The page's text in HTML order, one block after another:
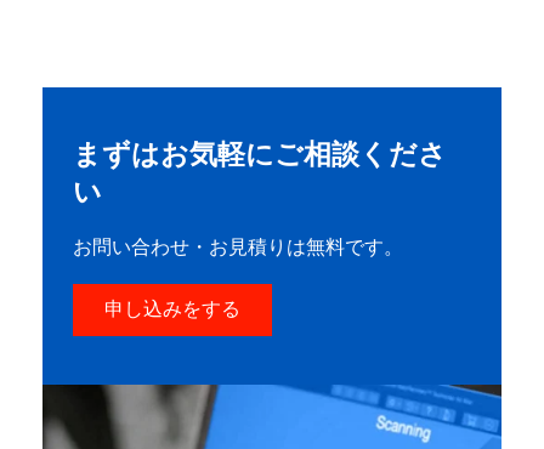
まずはお気軽にご相談くださ
い
お問い合わせ・お見積りは無料です。
申し込みをする